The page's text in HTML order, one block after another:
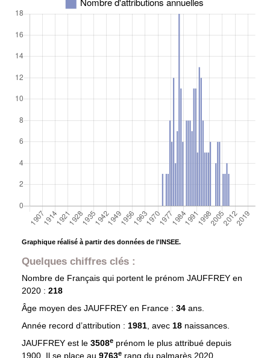
Graphique réalisé à partir des données de l'INSEE.
Quelques chiffres clés :
Nombre de Français qui portent le prénom JAUFFREY en
2020 : 218
Âge moyen des JAUFFREYen France : 34 ans.
Année record d’attribution : 1981, avec 18 naissances.
JAUFFREY est le 3508eprénom le plus attribué depuis
1900. Il se place au 9763e rang du palmarès 2020.